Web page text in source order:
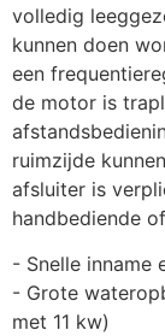
volledig
kunnen doen
een
de motor is
ruimzijde
afsluiter is
handbediende
- Snelle inname
- Grote
met 11 kw)